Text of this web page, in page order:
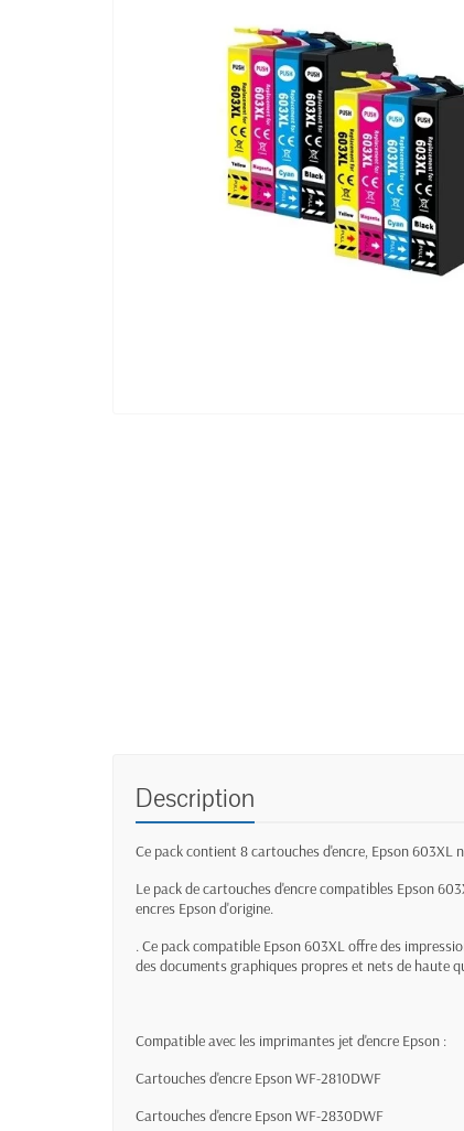
Description
Ce pack contient 8 cartouches d'encre, Epson
Le pack de cartouches d'encre compatibles Epson
encres Epson d'origine.
. Ce pack compatible Epson 603XL offre des
des documents graphiques propres et nets de haute
Compatible avec les imprimantes jet d'encre Epson :
Cartouches d'encre Epson WF-2810DWF
Cartouches d'encre Epson WF-2830DWF